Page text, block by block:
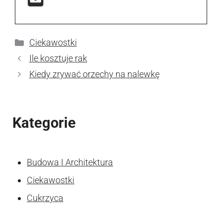
Kategorie
Ciekawostki
Ile kosztuje rak
Kiedy zrywać orzechy na nalewkę
Kategorie
Budowa I Architektura
Ciekawostki
Cukrzyca